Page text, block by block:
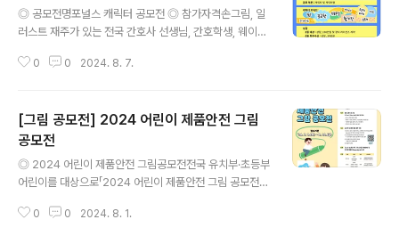
◎ 공모전명포널스 캐릭터 공모전 ◎ 참가자격손그림, 일
러스트 재주가 있는 전국 간호사 선생님, 간호학생, 웨이팅
까지 ◎ 참가방법1. 지원서를 작성하여 신청링크의 게시판
면 지원 끝 ◎ 결과발표- 2024년 8월 28일- 포널스 인스
타그램(https://www.instagram.com/fornurse/) 발
표 예정 ◎ 상 금2개 부문 동일- 1등 대상: 상장, 100만원
및 정식 라이선스 계약- 2등 최우수상: 상장, 30만원- 3등
콘 ◎ 참고사항- 제출한..
0 0 2024. 8. 7.
[그림 공모전] 2024 어린이 제품안전 그림
공모전
◎ 2024 어린이 제품안전 그림공모전전국 유치부·초등부
어린이를 대상으로「2024 어린이 제품안전 그림 공모전」
모대상유치부(18~20년생) 및 초등부(12~17년생) 누구
0 0 2024. 8. 1.